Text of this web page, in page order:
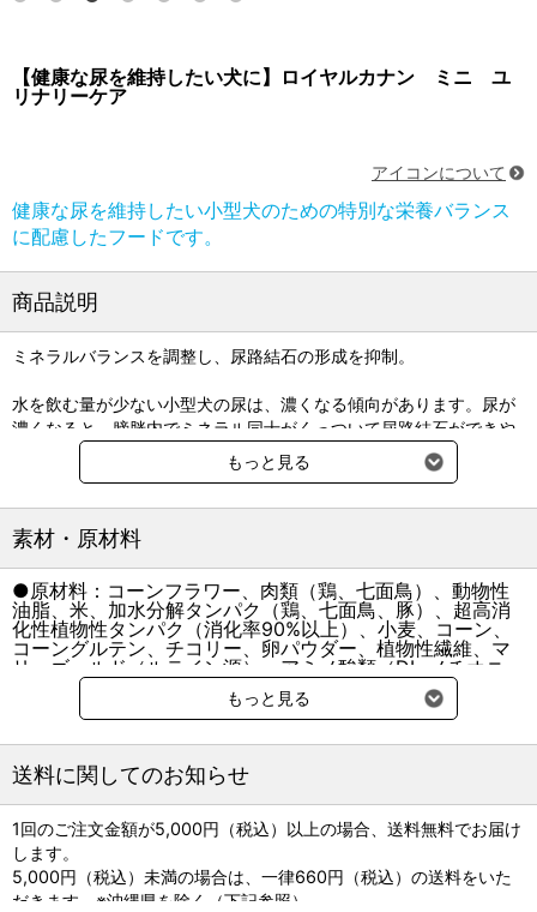
【健康な尿を維持したい犬に】ロイヤルカナン ミニ ユ
リナリーケア
アイコンについて
健康な尿を維持したい小型犬のための特別な栄養バランス
に配慮したフードです。
商品説明
ミネラルバランスを調整し、尿路結石の形成を抑制。
水を飲む量が少ない小型犬の尿は、濃くなる傾向があります。尿が
濃くなると、膀胱内でミネラル同士がくっついて尿路結石ができや
すくなります。適切に調整された栄養バランスは、健康なミネラル
バランスを維持し、尿が濃くなりすぎないようにします。
ミネラルバランスを調整し、尿が濃くなりすぎないようにすること
で健康な尿を維持します。
当社では多くのお客様にご購入いただくため、転売行為を目的とし
たご注文に関してはお断りをさせていただいております。大量のご
注文や、過剰な複数回のご注文に関しては、キャンセルさせていた
だく場合がございます。
もっと見る
素材・原材料
●原材料：コーンフラワー、肉類（鶏、七面鳥）、動物性
油脂、米、加水分解タンパク（鶏、七面鳥、豚）、超高消
化性植物性タンパク（消化率90%以上）、小麦、コーン、
コーングルテン、チコリー、卵パウダー、植物性繊維、マ
リーゴールド（ルテイン源）、アミノ酸類（DL-メチオニ
ン、タウリン）、ポリリン酸ナトリウム、ミネラル類
（Cl、Na、K、P、Ca、Mg、Zn、Mn、Fe、Cu、I、
Se）、ビタミン類 （A、コリン、D3、E、C、パントテン
酸カルシウム、ナイアシン、B6、B1、B2、ビオチン、葉
酸、B12、K3）、保存料（ソルビン酸カリウム）、酸化防
止剤（ミックストコフェロール、ローズマリーエキス）
粗タンパク質25.0％以上 粗脂肪
14.0％以上
粗繊維
3.5％以下 粗灰分
7.7％以下
水分
10.5％以下
カルシウム
リン
ナトリウム1.0％
カロリー382kcal/100ｇ
もっと見る
送料に関してのお知らせ
1回のご注文金額が5,000円（税込）以上の場合、送料無料でお届け
します。
5,000円（税込）未満の場合は、一律660円（税込）の送料をいた
だきます。※沖縄県を除く（下記参照）